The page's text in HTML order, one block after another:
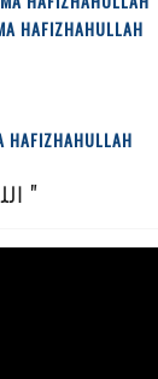
HAFIZHAHULLAH
HAFIZHAHULLAH
PENJELASAN NAMA " الله "